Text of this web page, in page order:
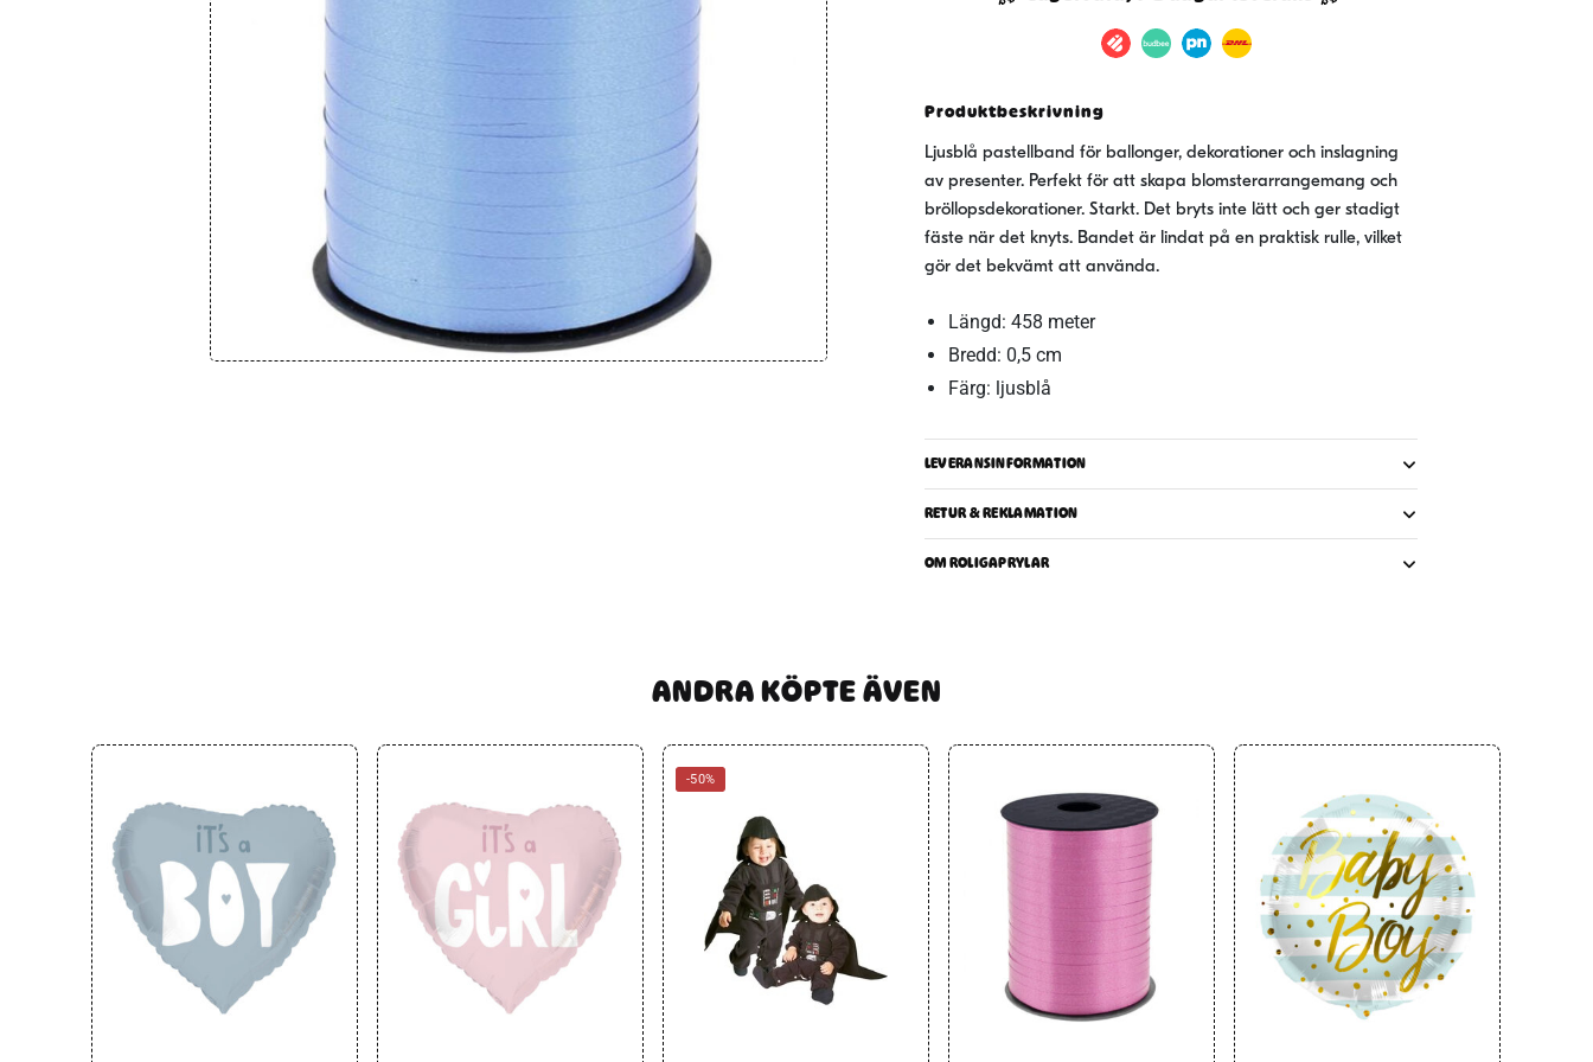
mängd
Produktbeskrivning
Ljusblå pastellband för ballonger, dekorationer och inslagning
av presenter. Perfekt för att skapa blomsterarrangemang och
bröllopsdekorationer. Starkt. Det bryts inte lätt och ger stadigt
fäste när det knyts. Bandet är lindat på en praktisk rulle, vilket
gör det bekvämt att använda.
Längd: 458 meter
Bredd: 0,5 cm
Färg: ljusblå
LEVERANSINFORMATION
RETUR & REKLAMATION
OM ROLIGAPRYLAR
ANDRA KÖPTE ÄVEN
-50%